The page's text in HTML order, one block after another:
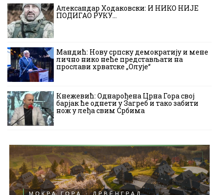
Александар Ходаковски: И НИКО НИЈЕ
ПОДИГАО РУКУ…
Мандић: Нову српску демократију и мене
лично нико неће представљати на
прослави хрватске „Олује“
Кнежевић: Однарођена Црна Гора свој
барјак ће однети у Загреб и тако забити
нож у леђа свим Србима